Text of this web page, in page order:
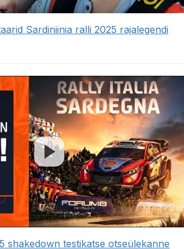
Sardiniinia ralli 2025 rajalegendi
shakedown testikatse otseülekanne